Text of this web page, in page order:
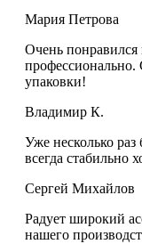
Мария Петрова
Очень понравился
упаковки!
Владимир К.
Уже несколько раз
всегда стабильно
Сергей Михайлов
Радует широкий
нашего